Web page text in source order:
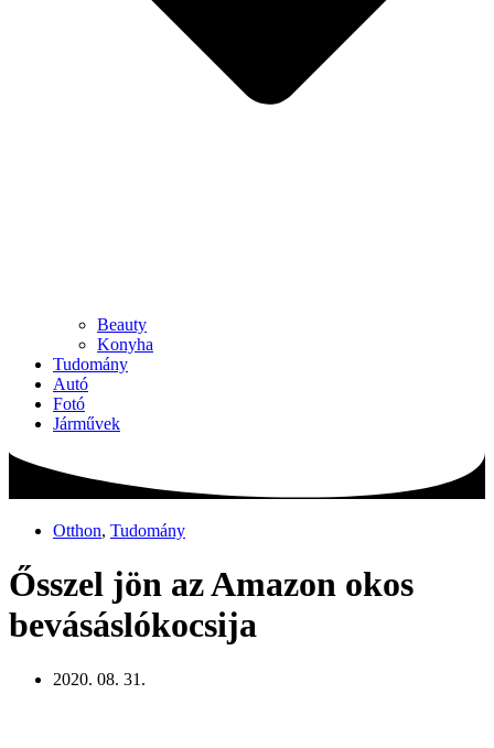
Beauty
Konyha
Tudomány
Autó
Fotó
Járművek
Otthon, Tudomány
Ősszel jön az Amazon okos
bevásáslókocsija
2020. 08. 31.